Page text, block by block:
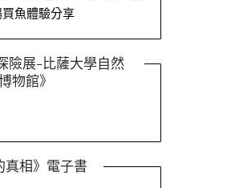
魚體驗分享
險展-比薩大學自然
物館》
真相》電子書